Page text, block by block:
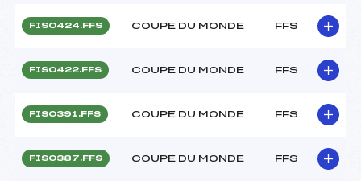
FIS0424.FFS COUPE DU MONDE FFS
FIS0422.FFS COUPE DU MONDE FFS
FIS0391.FFS COUPE DU MONDE FFS
FIS0387.FFS COUPE DU MONDE FFS